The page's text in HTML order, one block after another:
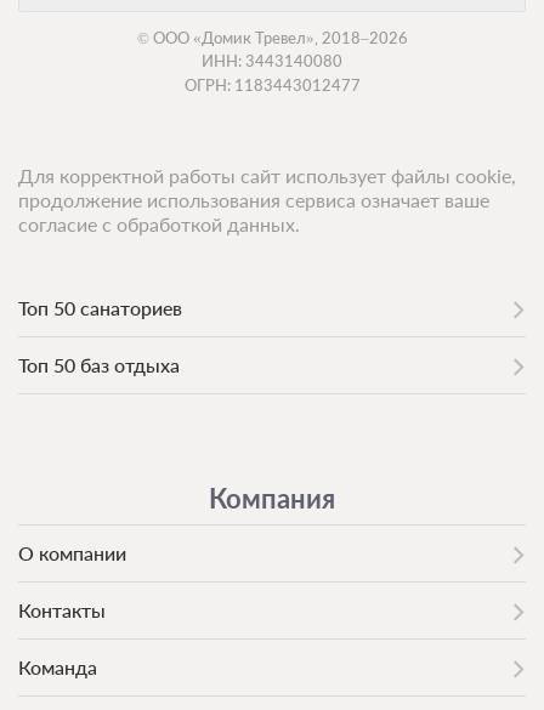
© ООО «Домик Тревел», 2018–2026
ИНН: 3443140080
ОГРН: 1183443012477
Топ 50 санаториев
Топ 50 баз отдыха
Компания
О компании
Контакты
Команда
Для корректной работы сайт использует файлы cookie,
продолжение использования сервиса означает ваше
согласие с обработкой данных.